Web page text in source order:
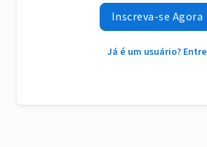
Inscreva-se Agora
Já é um usuário? Entre